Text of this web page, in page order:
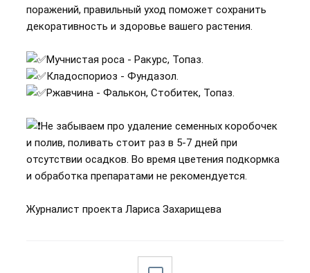
поражений, правильный уход поможет сохранить
декоративность и здоровье вашего растения.
Мучнистая роса - Ракурс, Топаз.
Кладоспориоз - Фундазол.
Ржавчина - Фалькон, Стобитек, Топаз.
Не забываем про удаление семенных коробочек
и полив, поливать стоит раз в 5-7 дней при
отсутствии осадков. Во время цветения подкормка
и обработка препаратами не рекомендуется.
Журналист проекта Лариса Захарищева